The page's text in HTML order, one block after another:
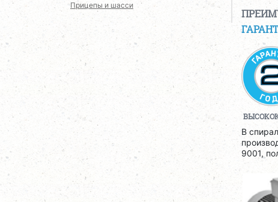
Прицепы и шасси
В
9001,